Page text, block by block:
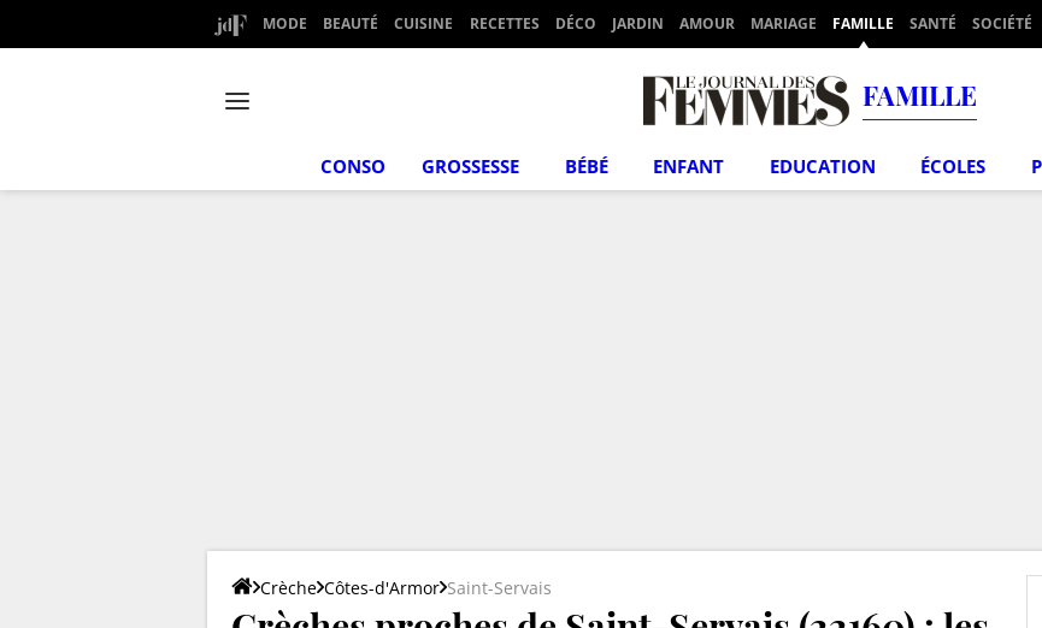
MODE BEAUTÉ CUISINE RECETTES DÉCO JARDIN AMOUR MARIAGE FAMILLE SANTÉ SOCIÉTÉ
FAMILLE
CONSO GROSSESSE BÉBÉ ENFANT EDUCATION ÉCOLES
Crèche Côtes-d'Armor Saint-Servais